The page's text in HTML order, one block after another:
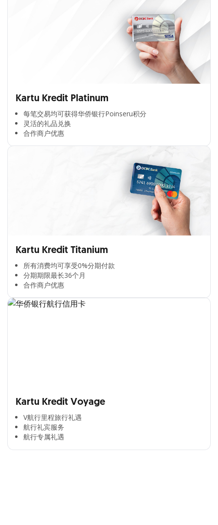
Kartu Kredit Platinum
每笔交易均可获得华侨银行Poinseru积分​
灵活的礼品兑换​
合作商户优惠​
Kartu Kredit Titanium
所有消费均可享受0%分期付款​
分期期限最长36个月​
合作商户优惠​
Kartu Kredit Voyage
V航行里程旅行礼遇
航行礼宾服务
航行专属礼遇
Cross Selling Banner Global